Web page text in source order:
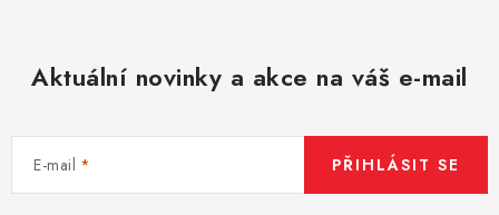
Aktuální novinky a akce na váš e-mail
E-mail PŘIHLÁSIT SE